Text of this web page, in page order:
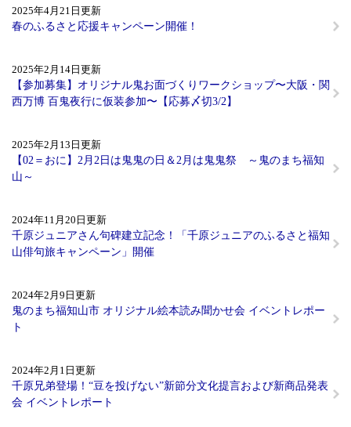
2025年4月21日更新
春のふるさと応援キャンペーン開催！
2025年2月14日更新
【参加募集】オリジナル鬼お面づくりワークショップ〜大阪・関
西万博 百鬼夜行に仮装参加〜【応募〆切3/2】
2025年2月13日更新
【02＝おに】2月2日は鬼鬼の日＆2月は鬼鬼祭 ～鬼のまち福知
山～
2024年11月20日更新
千原ジュニアさん句碑建立記念！「千原ジュニアのふるさと福知
山俳句旅キャンペーン」開催
2024年2月9日更新
鬼のまち福知山市 オリジナル絵本読み聞かせ会 イベントレポー
ト
2024年2月1日更新
千原兄弟登場！“豆を投げない”新節分文化提言および新商品発表
会 イベントレポート